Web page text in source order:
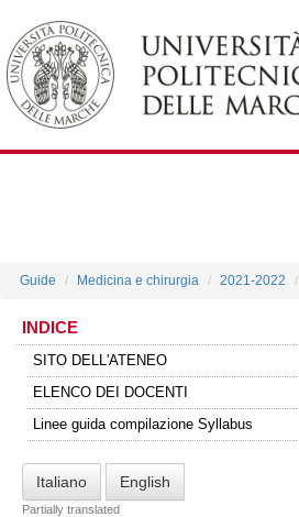
Guide Medicina e chirurgia 2021-2022
INDICE
SITO DELL'ATENEO
ELENCO DEI DOCENTI
Linee guida compilazione Syllabus
Italiano English
Partially translated